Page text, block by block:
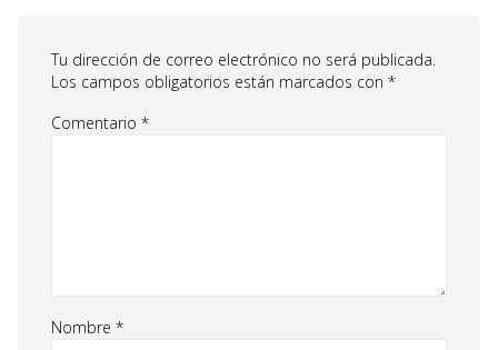
Tu dirección de correo electrónico no será publicada.
Los campos obligatorios están marcados con *
Comentario *
Nombre *